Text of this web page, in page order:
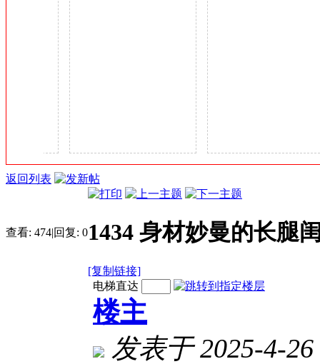
返回列表
查看: 474|回复: 01434 身材妙曼的长腿
[复制链接]
电梯直达
楼主
发表于 2025-4-